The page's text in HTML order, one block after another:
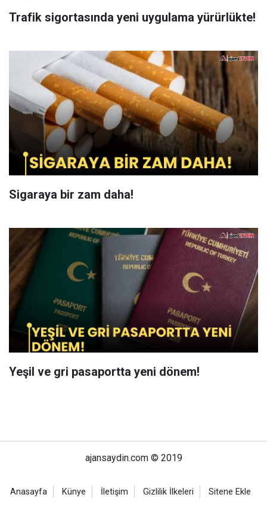
Trafik sigortasında yeni uygulama yürürlükte!
Sigaraya bir zam daha!
Yeşil ve gri pasaportta yeni dönem!
ajansaydin.com © 2019
Anasayfa Künye İletişim Gizlilik İlkeleri Sitene Ekle